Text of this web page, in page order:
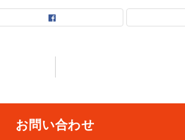
お問い合わせ